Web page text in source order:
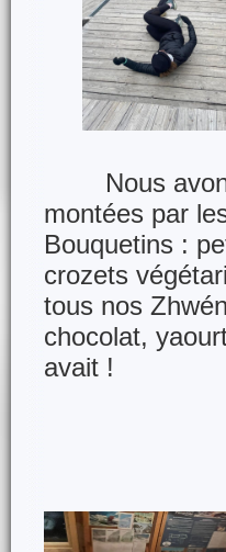
Nous avons
montées par
Bouquetins :
crozets
tous nos
chocolat,
avait !